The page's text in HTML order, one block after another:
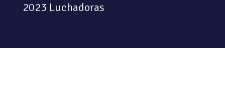
2023 Luchadoras